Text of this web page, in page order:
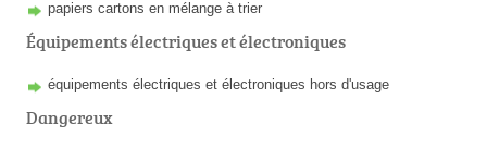
papiers cartons en mélange à trier
Équipements électriques et électroniques
équipements électriques et électroniques hors d'usage
Dangereux